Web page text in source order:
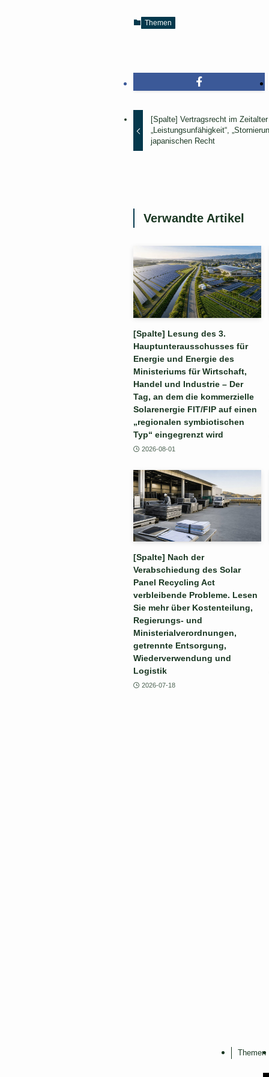
r
l
】
Themen
[Spalte] Vertragsrecht im
„Leistungsunfähigkeit“,
japanischen Recht
Verwandte Artikel
[Spalte] Lesung des 3.
Hauptunterausschusses für
Energie und Energie des
Ministeriums für Wirtschaft,
Handel und Industrie – Der
Tag, an dem die kommerzielle
Solarenergie FIT/FIP auf einen
„regionalen symbiotischen
Typ“ eingegrenzt wird
2026-08-01
[Spalte] Nach der
Verabschiedung des Solar
Panel Recycling Act
verbleibende Probleme. Lesen
Sie mehr über Kostenteilung,
Regierungs- und
Ministerialverordnungen,
getrennte Entsorgung,
Wiederverwendung und
Logistik
2026-07-18
Themen